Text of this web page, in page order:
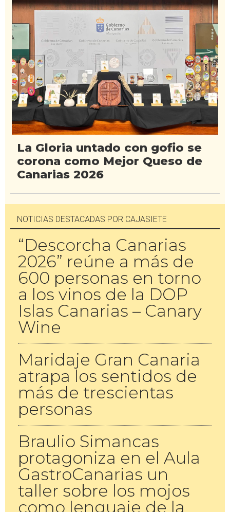
La Gloria untado con gofio se
corona como Mejor Queso de
Canarias 2026
NOTICIAS DESTACADAS POR CAJASIETE
“Descorcha Canarias
2026” reúne a más de
600 personas en torno
a los vinos de la DOP
Islas Canarias – Canary
Wine
Maridaje Gran Canaria
atrapa los sentidos de
más de trescientas
personas
Braulio Simancas
protagoniza en el Aula
GastroCanarias un
taller sobre los mojos
como lenguaje de la